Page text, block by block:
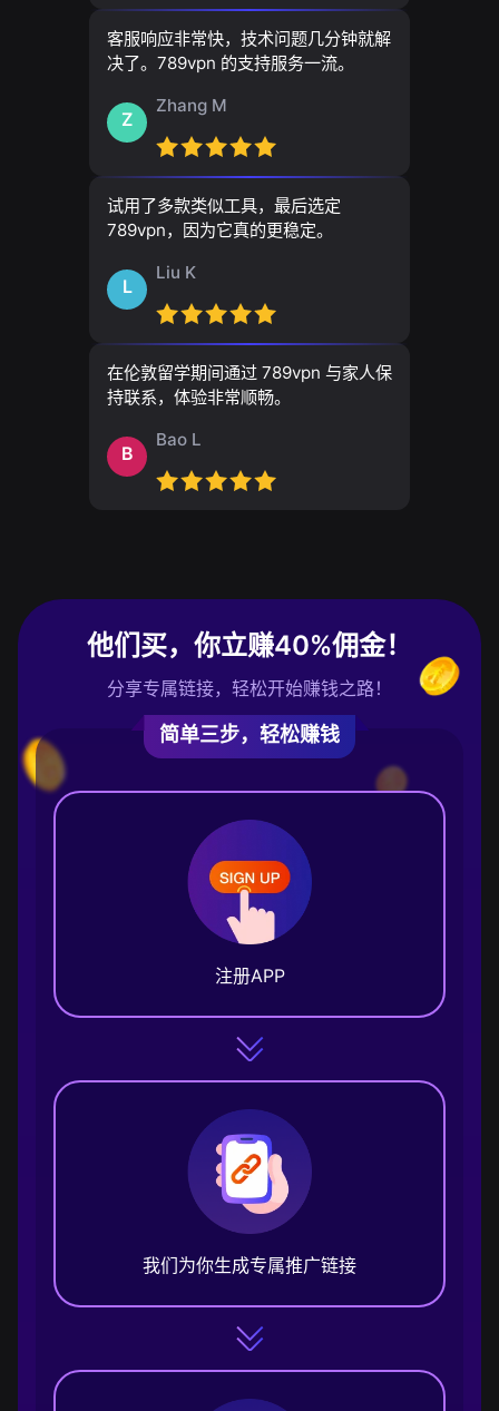
客服响应非常快，技术问题几分钟就解
决了。789vpn 的支持服务一流。
Z
Zhang M
试用了多款类似工具，最后选定
789vpn，因为它真的更稳定。
L
Liu K
在伦敦留学期间通过 789vpn 与家人保
持联系，体验非常顺畅。
B
Bao L
他们买，你立赚40%佣金！
分享专属链接，轻松开始赚钱之路！
简单三步，轻松赚钱
注册APP
我们为你生成专属推广链接